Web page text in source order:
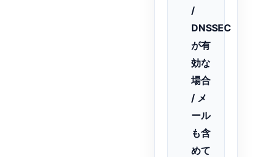
/
DNSSEC
が有
効な
場合
/ メ
ール
も含
めて